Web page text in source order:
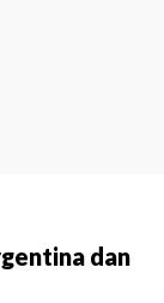
dan